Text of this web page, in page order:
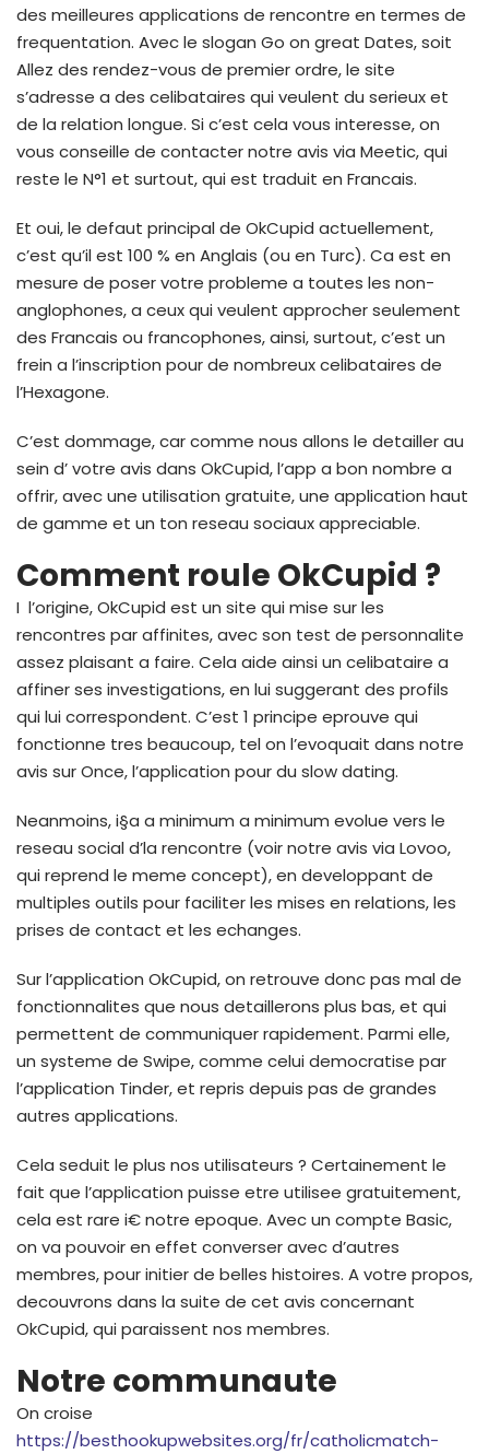
des meilleures applications de rencontre en termes de
frequentation. Avec le slogan Go on great Dates, soit
Allez des rendez-vous de premier ordre, le site
s’adresse a des celibataires qui veulent du serieux et
de la relation longue. Si c’est cela vous interesse, on
vous conseille de contacter notre avis via Meetic, qui
reste le N°1 et surtout, qui est traduit en Francais.
Et oui, le defaut principal de OkCupid actuellement,
c’est qu’il est 100 % en Anglais (ou en Turc). Ca est en
mesure de poser votre probleme a toutes les non-
anglophones, a ceux qui veulent approcher seulement
des Francais ou francophones, ainsi, surtout, c’est un
frein a l’inscription pour de nombreux celibataires de
l’Hexagone.
C’est dommage, car comme nous allons le detailler au
sein d’ votre avis dans OkCupid, l’app a bon nombre a
offrir, avec une utilisation gratuite, une application haut
de gamme et un ton reseau sociaux appreciable.
Comment roule OkCupid ?
I l’origine, OkCupid est un site qui mise sur les
rencontres par affinites, avec son test de personnalite
assez plaisant a faire. Cela aide ainsi un celibataire a
affiner ses investigations, en lui suggerant des profils
qui lui correspondent. C’est 1 principe eprouve qui
fonctionne tres beaucoup, tel on l’evoquait dans notre
avis sur Once, l’application pour du slow dating.
Neanmoins, i§a a minimum a minimum evolue vers le
reseau social d’la rencontre (voir notre avis via Lovoo,
qui reprend le meme concept), en developpant de
multiples outils pour faciliter les mises en relations, les
prises de contact et les echanges.
Sur l’application OkCupid, on retrouve donc pas mal de
fonctionnalites que nous detaillerons plus bas, et qui
permettent de communiquer rapidement. Parmi elle,
un systeme de Swipe, comme celui democratise par
l’application Tinder, et repris depuis pas de grandes
autres applications.
Cela seduit le plus nos utilisateurs ? Certainement le
fait que l’application puisse etre utilisee gratuitement,
cela est rare i€ notre epoque. Avec un compte Basic,
on va pouvoir en effet converser avec d’autres
membres, pour initier de belles histoires. A votre propos,
decouvrons dans la suite de cet avis concernant
OkCupid, qui paraissent nos membres.
Notre communaute
On croise
https://besthookupwebsites.org/fr/catholicmatch-